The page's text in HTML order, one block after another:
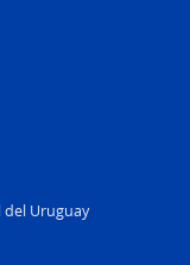
del Uruguay